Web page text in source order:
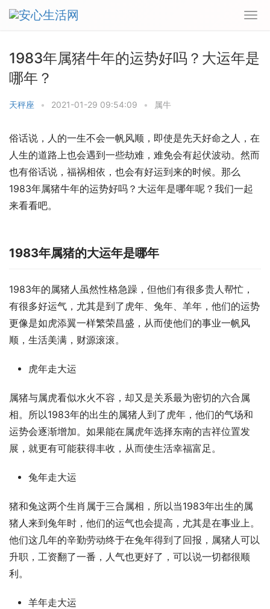
1983年属猪牛年的运势好吗？大运年是
哪年？
天秤座 • 2021-01-29 09:54:09 • 属牛
俗话说，人的一生不会一帆风顺，即使是先天好命之人，在
人生的道路上也会遇到一些劫难，难免会有起伏波动。然而
也有俗话说，福祸相依，也会有好运到来的时候。那么
1983年属猪牛年的运势好吗？大运年是哪年呢？我们一起
来看看吧。
1983年属猪的大运年是哪年
1983年的属猪人虽然性格急躁，但他们有很多贵人帮忙，
有很多好运气，尤其是到了虎年、兔年、羊年，他们的运势
更像是如虎添翼一样繁荣昌盛，从而使他们的事业一帆风
顺，生活美满，财源滚滚。
虎年走大运
属猪与属虎看似水火不容，却又是关系最为密切的六合属
相。所以1983年的出生的属猪人到了虎年，他们的气场和
运势会逐渐增加。如果能在属虎年选择东南的吉祥位置发
展，就更有可能获得丰收，从而使生活幸福富足。
兔年走大运
猪和兔这两个生肖属于三合属相，所以当1983年出生的属
猪人来到兔年时，他们的运气也会提高，尤其是在事业上。
他们这几年的辛勤劳动终于在兔年得到了回报，属猪人可以
升职，工资翻了一番，人气也更好了，可以说一切都很顺
利。
羊年走大运